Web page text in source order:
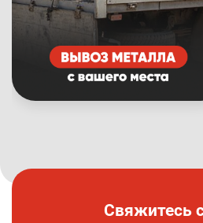
Свяжитесь